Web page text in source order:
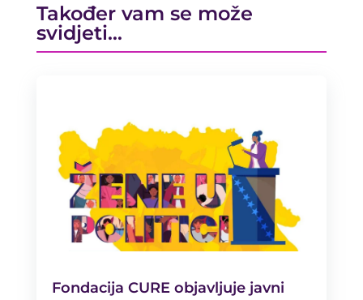
Također vam se može
svidjeti…
Fondacija CURE objavljuje javni